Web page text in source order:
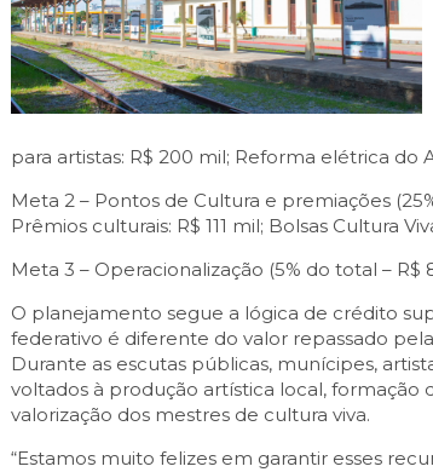
para artistas: R$ 200 mil; Reforma elétrica do
Meta 2 – Pontos de Cultura e premiações
Prêmios culturais: R$ 111 mil; Bolsas Cultura
Meta 3 – Operacionalização (5% do total – R$
O planejamento segue a lógica de crédito
federativo é diferente do valor repassado
Durante as escutas públicas, munícipes,
voltados à produção artística local,
valorização dos mestres de cultura viva.
“Estamos muito felizes em garantir esses